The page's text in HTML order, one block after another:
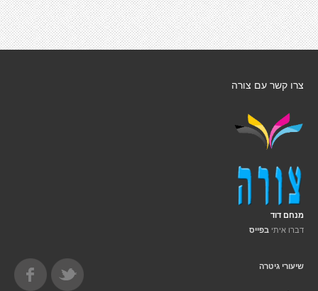
צרו קשר עם צורה
מנחם דוד
דברו איתי בפייס
שיעורי גיטרה